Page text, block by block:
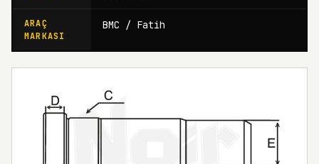
ARAÇ
MARKASI
BMC / Fatih